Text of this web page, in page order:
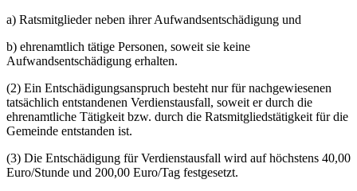
a) Ratsmitglieder neben ihrer Aufwandsentschädigung und
b) ehrenamtlich tätige Personen, soweit sie keine
Aufwandsentschädigung erhalten.
(2) Ein Entschädigungsanspruch besteht nur für nachgewiesenen
tatsächlich entstandenen Verdienstausfall, soweit er durch die
ehrenamtliche Tätigkeit bzw. durch die Ratsmitgliedstätigkeit für die
Gemeinde entstanden ist.
(3) Die Entschädigung für Verdienstausfall wird auf höchstens 40,00
Euro/Stunde und 200,00 Euro/Tag festgesetzt.